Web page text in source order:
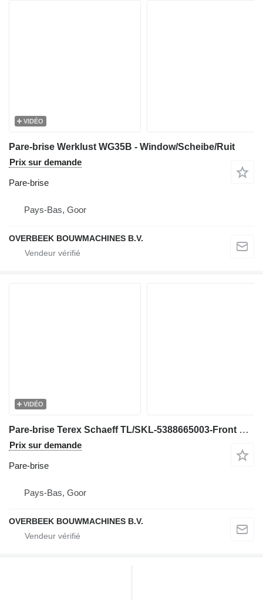
VIDÉO
Pare-brise Werklust WG35B - Window/Scheibe/Ruit
Prix sur demande
Pare-brise
Pays-Bas, Goor
OVERBEEK BOUWMACHINES B.V.
VIDÉO
Pare-brise Terex Schaeff TL/SKL-5388665003-Front window/Scheibe Vorne
Prix sur demande
Pare-brise
Pays-Bas, Goor
OVERBEEK BOUWMACHINES B.V.